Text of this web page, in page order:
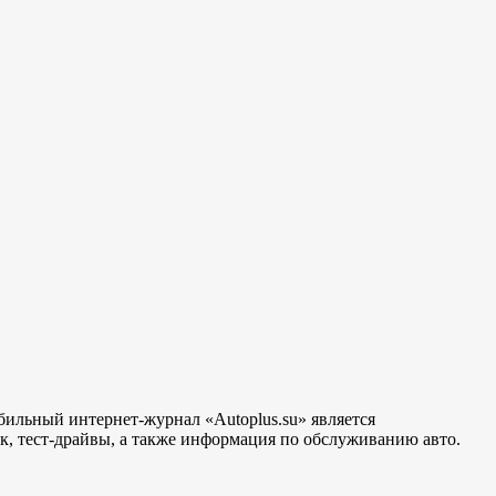
интернет-журнал «Autoplus.su» является
тест-драйвы, а также информация по обслуживанию авто.